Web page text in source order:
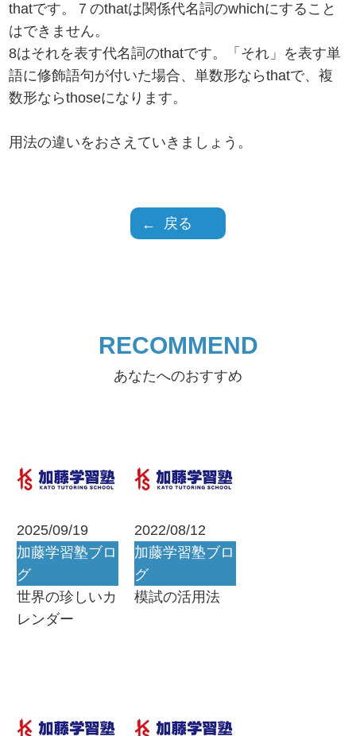
thatです。７のthatは関係代名詞のwhichにすること
はできません。
8はそれを表す代名詞のthatです。「それ」を表す単
語に修飾語句が付いた場合、単数形ならthatで、複
数形ならthoseになります。
用法の違いをおさえていきましょう。
戻る
RECOMMEND
あなたへのおすすめ
2025/09/19
加藤学習塾ブロ
グ
世界の珍しいカ
レンダー
2022/08/12
加藤学習塾ブロ
グ
模試の活用法